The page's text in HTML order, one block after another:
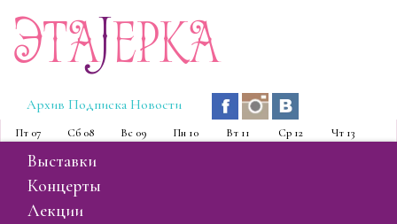
ЭтаJерка
Архив Подписка Новости
Пт 07 Сб 08 Вс 09 Пн 10 Вт 11 Ср 12 Чт 13
выставки
концерты
лекции